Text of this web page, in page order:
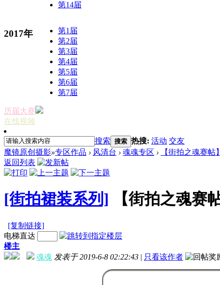
第14届
2017年
第1届
第2届
第3届
第4届
第5届
第6届
第7届
历届大赛
在线视频
搜索 搜索 热搜: 活动 交友
魔镜原创摄影»专区作品 › 风清台 › 魂魂专区 ›
【街拍之魂赛
返回列表
[街拍裙装系列] 【街拍之魂赛
[复制链接]
电梯直达
楼主
魂魂 发表于 2019-6-8 02:22:43 | 只看该作者